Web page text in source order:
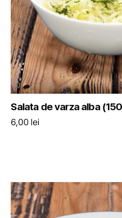
Salata de varza alba
6,00 lei